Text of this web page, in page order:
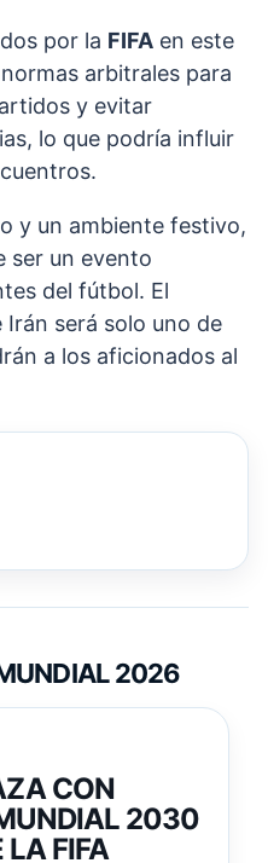
por la FIFA en este
arbitrales para
y evitar
lo que podría influir
y un ambiente festivo,
ser un evento
del fútbol. El
será solo uno de
a los aficionados al
2026
CON
2030
LA FIFA